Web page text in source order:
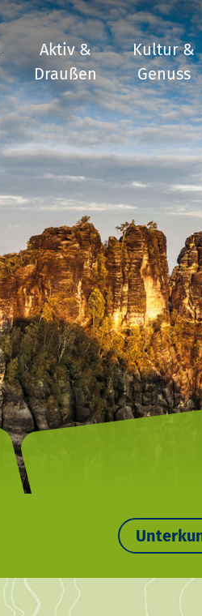
Aktiv &
Draußen
Kultur &
Genuss